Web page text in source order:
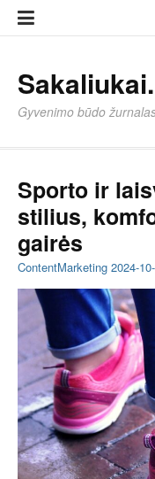
prie
Gyvenimo būdo
Sporto ir
stilius,
gairės
ContentMarketing 2024-